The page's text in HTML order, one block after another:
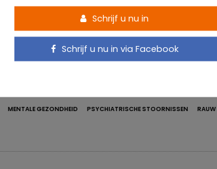
MENTALE GEZONDHEID PSYCHIATRISCHE STOORNISSEN
RAUW
Schrijf u nu in
Schrijf u nu in via Facebook